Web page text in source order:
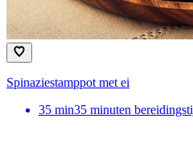
Spinaziestamppot met ei
35 min35 minuten